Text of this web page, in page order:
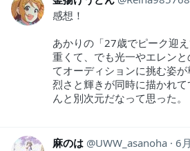
感想！
あかりの「27歳でピーク迎
重くて、でも光一やエレン
てオーディションに挑む姿
烈さと輝きが同時に描かれ
んと別次元だなって思った。
麻のは UWW_asanoha 6